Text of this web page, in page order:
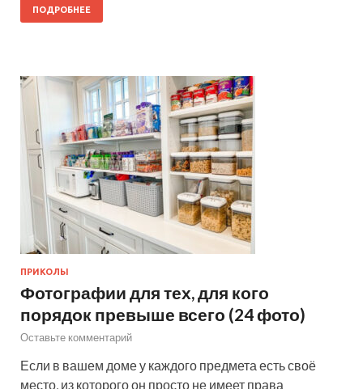
ПОДРОБНЕЕ
ПРИКОЛЫ
Фотографии для тех, для кого
порядок превыше всего (24 фото)
Оставьте комментарий
Если в вашем доме у каждого предмета есть своё
место, из которого он просто не имеет права